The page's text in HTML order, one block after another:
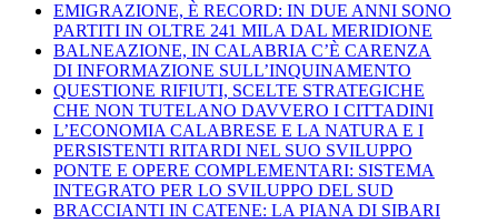
EMIGRAZIONE, È RECORD: IN DUE ANNI SONO
PARTITI IN OLTRE 241 MILA DAL MERIDIONE
BALNEAZIONE, IN CALABRIA C’È CARENZA
DI INFORMAZIONE SULL’INQUINAMENTO
QUESTIONE RIFIUTI, SCELTE STRATEGICHE
CHE NON TUTELANO DAVVERO I CITTADINI
L’ECONOMIA CALABRESE E LA NATURA E I
PERSISTENTI RITARDI NEL SUO SVILUPPO
PONTE E OPERE COMPLEMENTARI: SISTEMA
INTEGRATO PER LO SVILUPPO DEL SUD
BRACCIANTI IN CATENE: LA PIANA DI SIBARI